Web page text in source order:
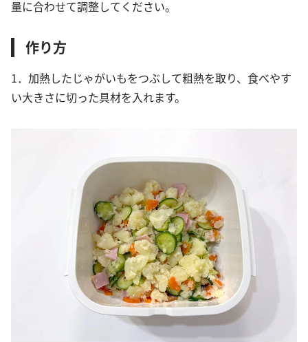
量に合わせて調整してください。
作り方
1．加熱したじゃがいもをつぶして粗熱を取り、食べやす
い大きさに切った具材を入れます。